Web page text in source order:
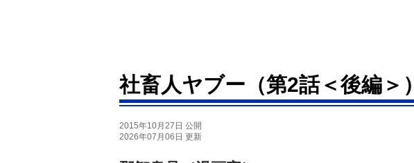
社畜人ヤブー（第2話＜後編＞）
2015年10月27日 公開
2026年07月06日 更新